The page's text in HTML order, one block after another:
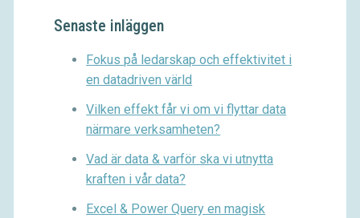
Senaste inläggen
Fokus på ledarskap och effektivitet i
en datadriven värld
Vilken effekt får vi om vi flyttar data
närmare verksamheten?
Vad är data & varför ska vi utnytta
kraften i vår data?
Excel & Power Query en magisk